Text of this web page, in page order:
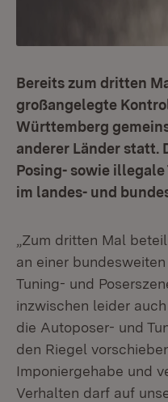
Bereits zum dritten
großangelegte
Württemberg
anderer Länder statt.
Posing- sowie
im landes- und
„Zum dritten Mal
an einer
Tuning- und
inzwischen leider
die Autoposer- und
den Riegel
Imponiergehabe und
Verhalten darf auf